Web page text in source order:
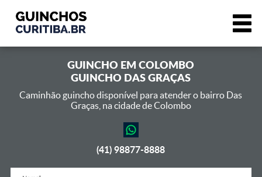
GUINCHO EMCOLOMBO
GUINCHO DAS GRAÇAS
Caminhão guincho disponível para atender o bairro Das
Graças, na cidade de Colombo
(41) 98877-8888